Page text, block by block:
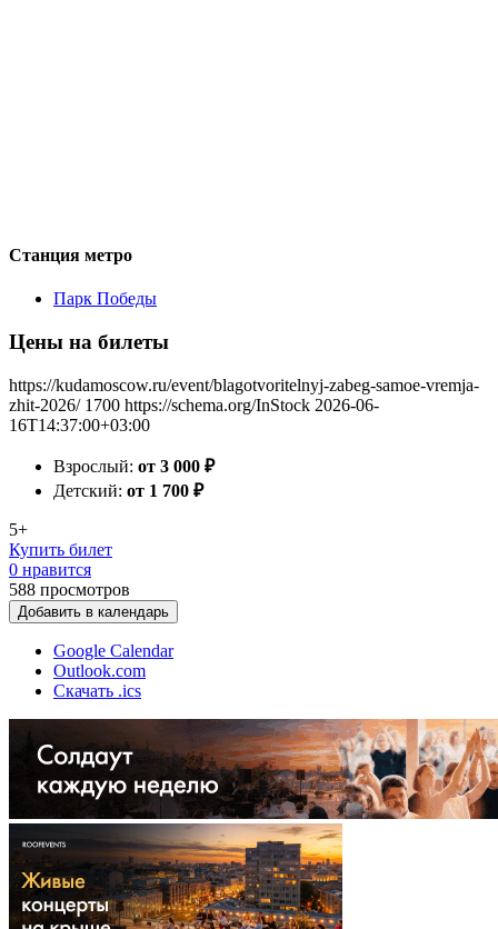
Станция метро
Парк Победы
Цены на билеты
https://kudamoscow.ru/event/blagotvoritelnyj-zabeg-samoe-vremja-
zhit-2026/ 1700 https://schema.org/InStock 2026-06-
16T14:37:00+03:00
Взрослый: от 3 000 ₽
Детский: от 1 700 ₽
5+
Купить билет
0 нравится
588 просмотров
Добавить в календарь
Google Calendar
Outlook.com
Скачать .ics